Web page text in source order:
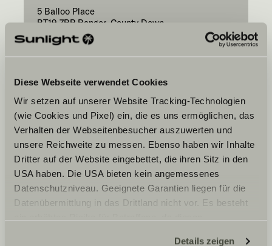
Diese Webseite verwendet Cookies
Wir setzen auf unserer Website Tracking-Technologien
(wie Cookies und Pixel) ein, die es uns ermöglichen, das
Verhalten der Webseitenbesucher auszuwerten und
unsere Reichweite zu messen. Ebenso haben wir Inhalte
Dritter auf der Website eingebettet, die ihren Sitz in den
USA haben. Die USA bieten kein angemessenes
Datenschutzniveau. Geeignete Garantien liegen für die
Datenübermittlung in das Drittland nicht vor. Es besteht
Details zeigen
5 Balloo Place
BT19 7BP Bangor, County Down
Twój preferowany
termin
Date